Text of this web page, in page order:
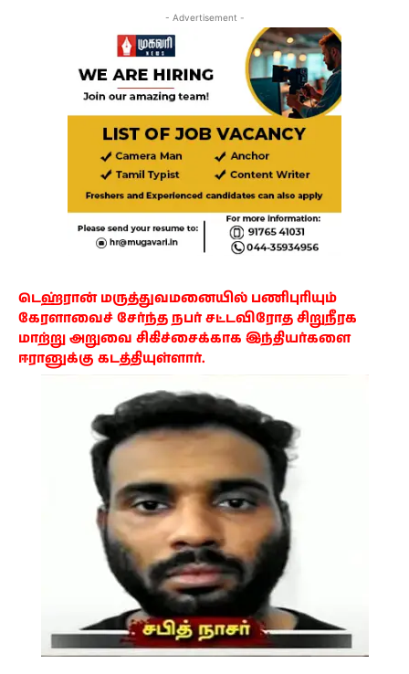
- Advertisement -
டெஹ்ரான் மருத்துவமனையில் பணிபுரியும்
கேரளாவைச் சேர்ந்த நபர் சட்டவிரோத சிறுநீரக
மாற்று அறுவை சிகிச்சைக்காக இந்தியர்களை
ஈரானுக்கு கடத்தியுள்ளார்.